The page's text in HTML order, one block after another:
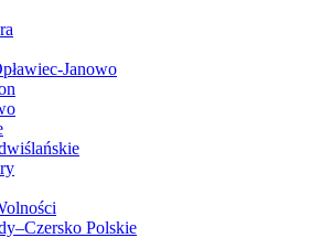
Janowo
Polskie